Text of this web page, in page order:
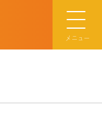
メニュー